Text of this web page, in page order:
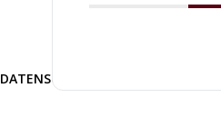
DATENSCHUTZERKLÄRUNG